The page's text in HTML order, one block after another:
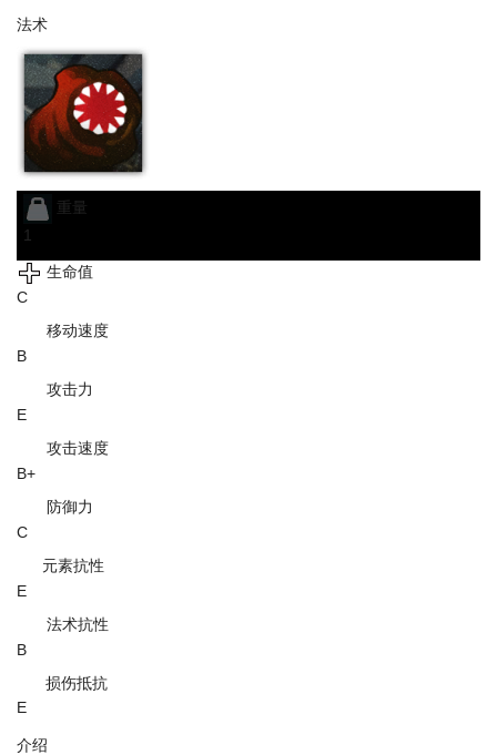
法术
重量
1
生命值
C
移动速度
B
攻击力
E
攻击速度
B+
防御力
C
元素抗性
E
法术抗性
B
损伤抵抗
E
介绍